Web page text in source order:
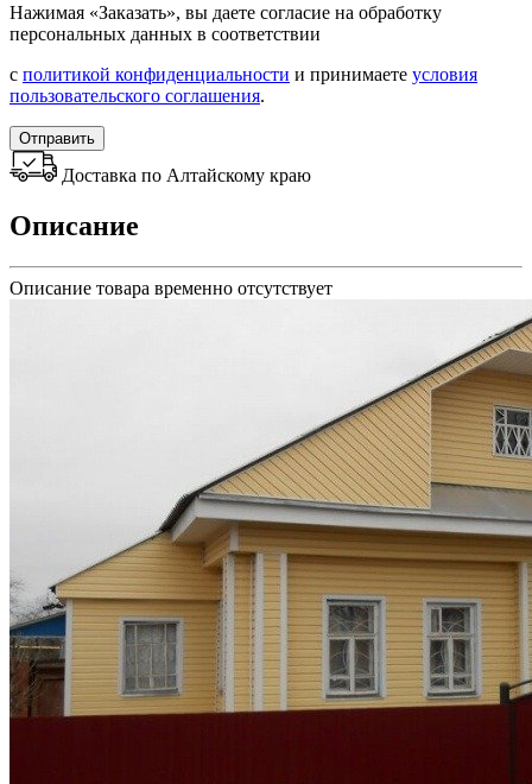
Нажимая «Заказать», вы даете согласие на обработку
персональных данных в соответствии
с политикой конфиденциальности и принимаете условия
пользовательского соглашения.
Отправить
Доставка по Алтайскому краю
Описание
Описание товара временно отсутствует